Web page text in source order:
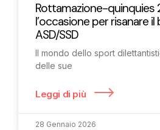
Rottamazione-quinquies
l’occasione per risanare
ASD/SSD
Il mondo dello sport
delle sue
Leggi di più
28 Gennaio 2026